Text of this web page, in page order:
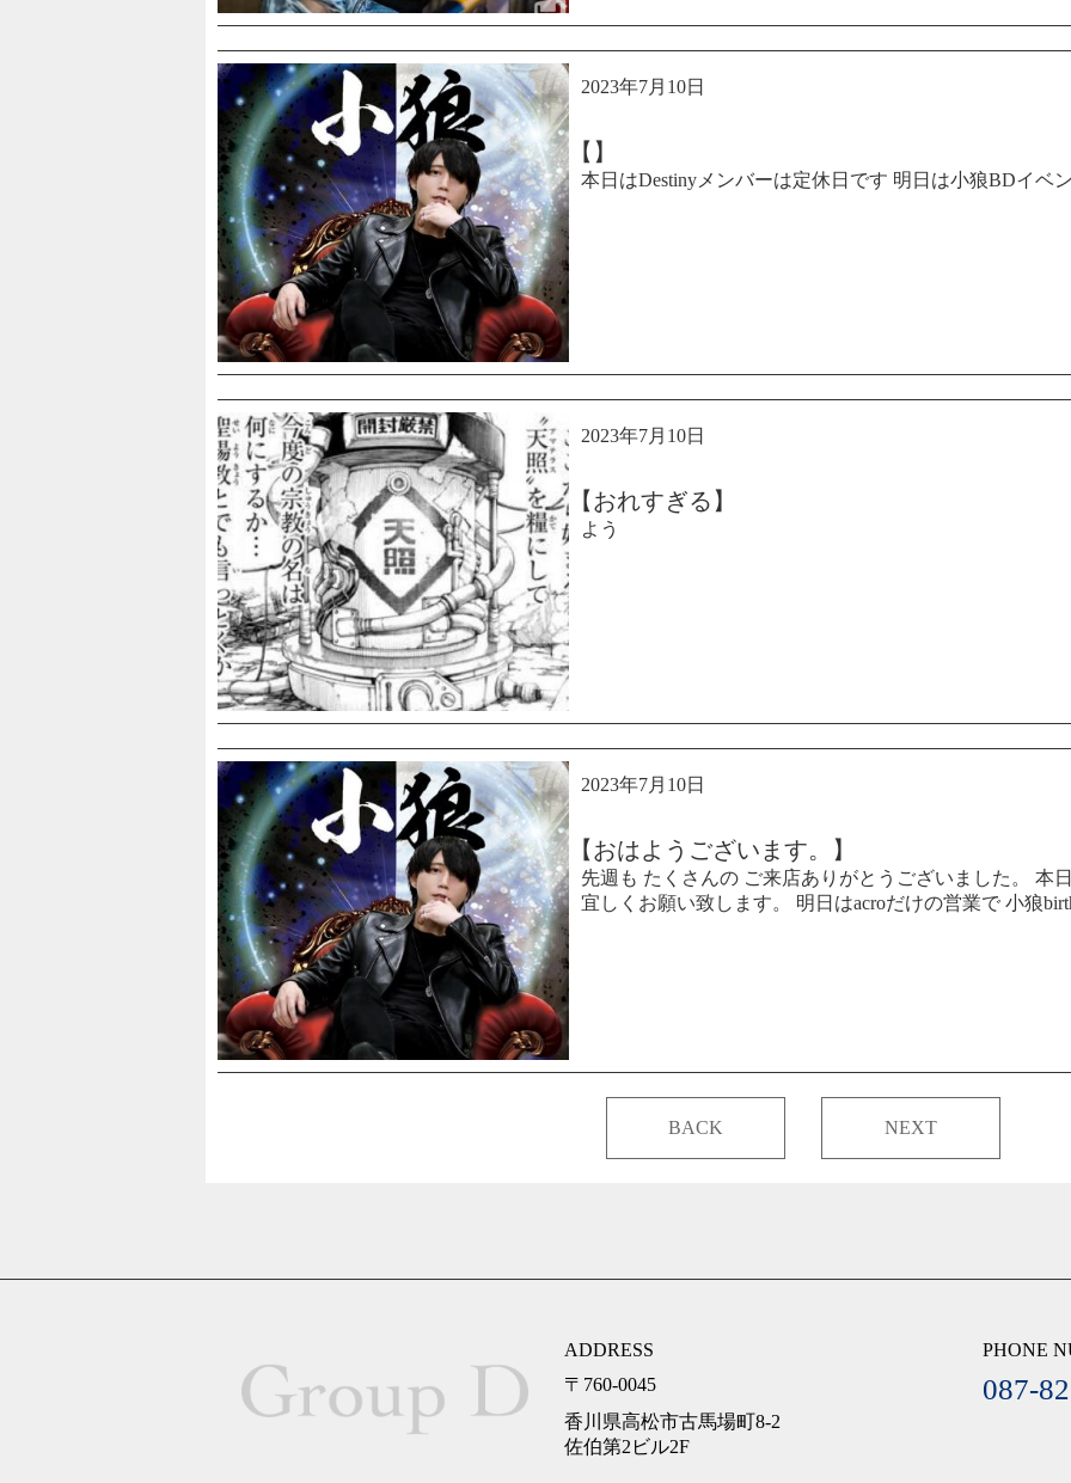
2023年7月10日
【】
本日はDestinyメンバーは定休日です 明日は小狼BDイベ
2023年7月10日
【おれすぎる】
よう
2023年7月10日
【おはようございます。】
先週も たくさんの ご来店ありがとうございました。 本
宜しくお願い致します。 明日はacroだけの営業で 小狼
BACK NEXT
ADDRESS
〒760-0045
香川県高松市古馬場町8-2
佐伯第2ビル2F
PHONE
087-